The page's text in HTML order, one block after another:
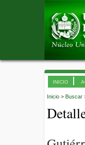
INICIO
Inicio > Buscar